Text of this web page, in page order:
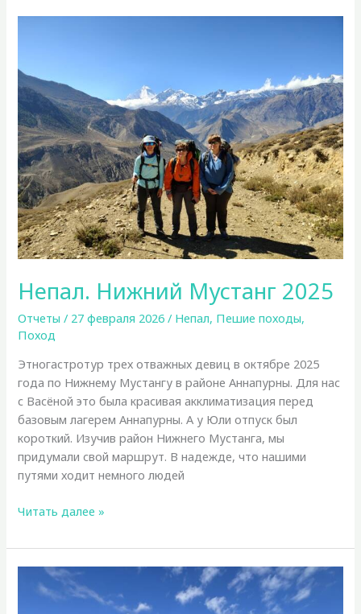
2025
Непал. Нижний Мустанг 2025
Отчеты / 27 февраля 2026/ Непал, Пешие походы,
Поход
Этногастротур трех отважных девиц в октябре 2025
года по Нижнему Мустангу в районе Аннапурны. Для нас
с Васёной это была красивая акклиматизация перед
базовым лагерем Аннапурны. А у Юли отпуск был
короткий. Изучив район Нижнего Мустанга, мы
придумали свой маршрут. В надежде, что нашими
путями ходит немного людей
Непал.
Мустанг
2025
Читать далее »